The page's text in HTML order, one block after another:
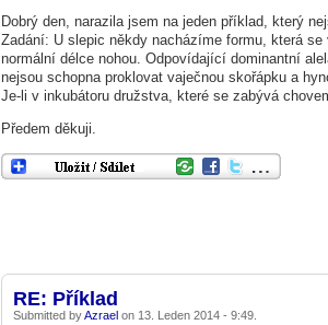
Dobrý den, narazila jsem na jeden příklad, který
Zadání: U slepic někdy nacházíme formu, která
normální délce nohou. Odpovídající dominantní
nejsou schopna proklovat vaječnou skořápku a
Je-li v inkubátoru družstva, které se zabývá
Předem děkuji.
RE: Příklad
Submitted byAzrael on 13. Leden 2014 - 9:49.